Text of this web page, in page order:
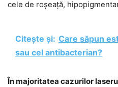
cele de roșeață,
Citește și: Care săpun
sau cel antibacterian?
În majoritatea cazurilor